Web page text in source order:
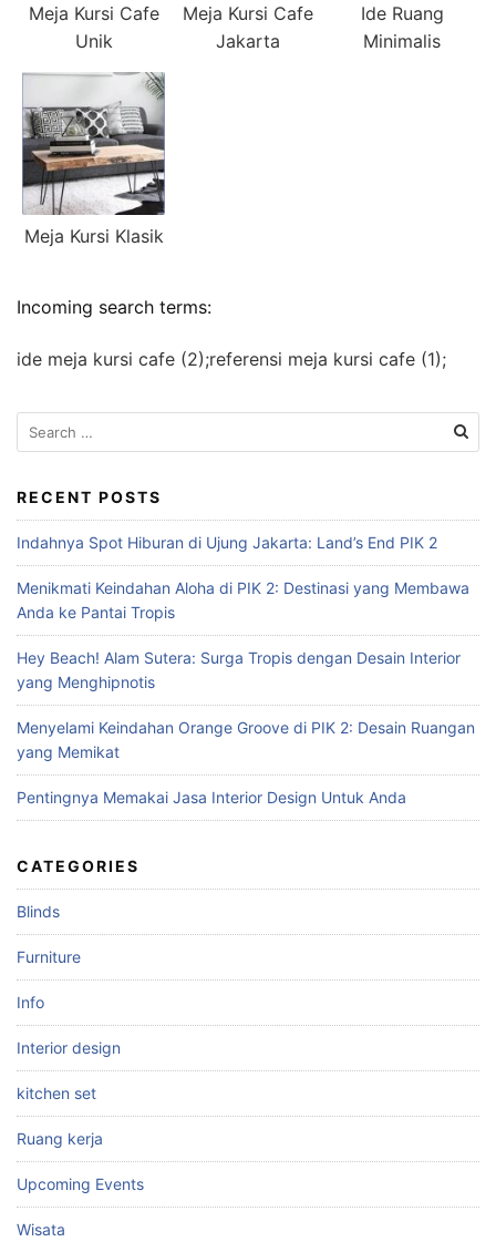
Meja Kursi Cafe
Unik
Meja Kursi Cafe
Jakarta
Ide Ruang
Minimalis
Meja Kursi Klasik
Incoming search terms:
ide meja kursi cafe (2);referensi meja kursi cafe (1);
e
r
c
h
f
o
r
RECENT POSTS
Indahnya Spot Hiburan di Ujung Jakarta: Land’s End PIK 2
Menikmati Keindahan Aloha di PIK 2: Destinasi yang Membawa
Anda ke Pantai Tropis
Hey Beach! Alam Sutera: Surga Tropis dengan Desain Interior
yang Menghipnotis
Menyelami Keindahan Orange Groove di PIK 2: Desain Ruangan
yang Memikat
Pentingnya Memakai Jasa Interior Design Untuk Anda
CATEGORIES
Blinds
Furniture
Info
Interior design
kitchen set
Ruang kerja
Upcoming Events
Wisata